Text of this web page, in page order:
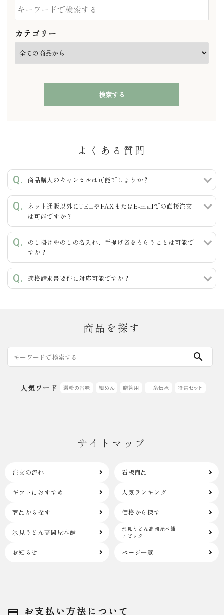
カテゴリー
検索する
カテゴリー
よくある質問
商品購入のキャンセルは可能でしょうか？
ネット通販以外にTELやFAXまたはE-mailでの直接注文
は可能ですか？
のし掛けやのしの名入れ、手提げ袋をもらうことは可能で
すか？
適格請求書要件に対応可能ですか？
商品を探す
search
人気ワード 澱粉の旨味 細めん 贈答用 一糸伝承 特選セット
サイトマップ
注文の流れ 看板商品
ギフトにおすすめ 人気ランキング
商品から探す 価格から探す
氷見うどん高岡屋本舗
氷見うどん高岡屋本舗
トピック
お知らせ ページ一覧
お支払い方法について